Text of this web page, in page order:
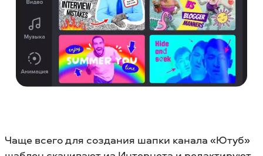
Чаще всего для создания шапки канала «Ютуб»